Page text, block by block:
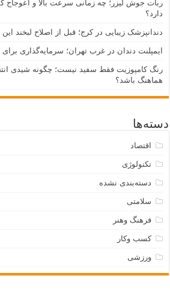
ربات جوش لیزر؛ چه زمانی سرعت بالا و اعوجاج
دارد؟
دندانپزشک زیبایی در کرج؛ قبل از اصلاح لبخند این
ایمپلنت دندان در غرب تهران؛ سرمایه‌گذاری برای
رنگ کامپوزیت فقط سفید نیست؛ چگونه شیدی
هماهنگ باشد؟
دسته‌ها
اقتصاد
تکنولوژی
دسته‌بندی نشده
سلامتی
فرهنگ وهنر
کسب وکار
ورزشی